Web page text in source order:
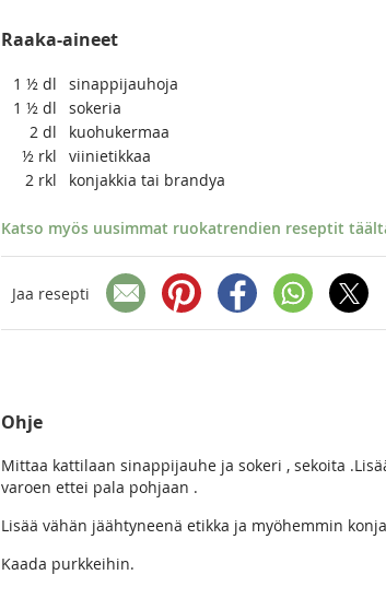
Raaka-aineet
1 ½ dl
sinappijauhoja
1 ½ dl
sokeria
2 dl
kuohukermaa
½ rkl
viinietikkaa
2 rkl konjakkia tai brandya
Katso myös uusimmat ruokatrendien reseptit
Jaa resepti
Ohje
Mittaa kattilaan sinappijauhe ja sokeri , sekoita
varoen ettei pala pohjaan .
Lisää vähän jäähtyneenä etikka ja myöhemmin
Kaada purkkeihin.